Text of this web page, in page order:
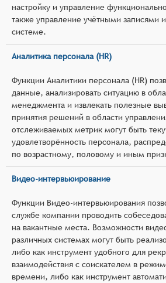
настройку и управление
также управление учётными записями
системе.
Аналитика персонала (HR)
Функции Аналитики персонала (HR)
данные, анализировать ситуацию в
менеджмента и извлекать полезные
принятия решений в области
отслеживаемых метрик могут быть
удовлетворённость персонала,
по возрастному, половому и иным
Видео-интервьюирование
Функции Видео-интервьюирования
службе компании проводить
на вакантные места. Возможности
различных системах могут быть
либо как инструмент удобного для
взаимодействия с соискателем в
времени, либо как инструмент